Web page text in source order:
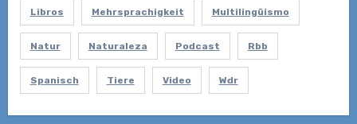
Libros Mehrsprachigkeit Multilingüismo
Natur Naturaleza Podcast Rbb
Spanisch Tiere Video Wdr